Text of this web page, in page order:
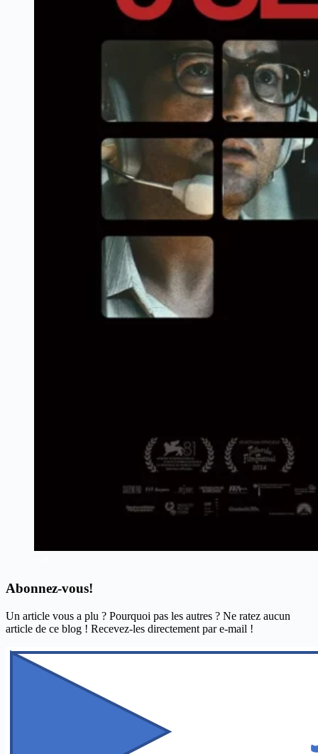
Abonnez-vous!
Un article vous a plu ? Pourquoi pas les autres ? Ne ratez aucun
article de ce blog ! Recevez-les directement par e-mail !